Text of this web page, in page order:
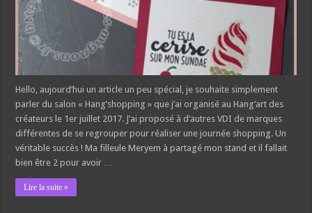
Hello, aujourd’hui un article un peu spécial, je souhaite simplement
parler du salon « Hang’shopping » que j’ai organisé au Hang’art des
créateurs le 1er juillet 2017. J’ai proposé à d’autres VDI de marques
différentes de se regrouper pour réaliser une journée shopping. Un
véritable succès ! Ma filleule Meryem à partagé mon stand et il fallait
bien être 2 pour avoir …
Lire la suite »